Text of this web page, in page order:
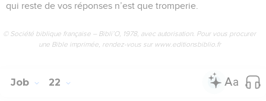
qui reste de vos réponses n’est que tromperie.
© Société biblique française – Bibli’O, 1978, avec autorisation. Pour vous procurer
une Bible imprimée, rendez-vous sur www.editionsbiblio.fr
Job 22